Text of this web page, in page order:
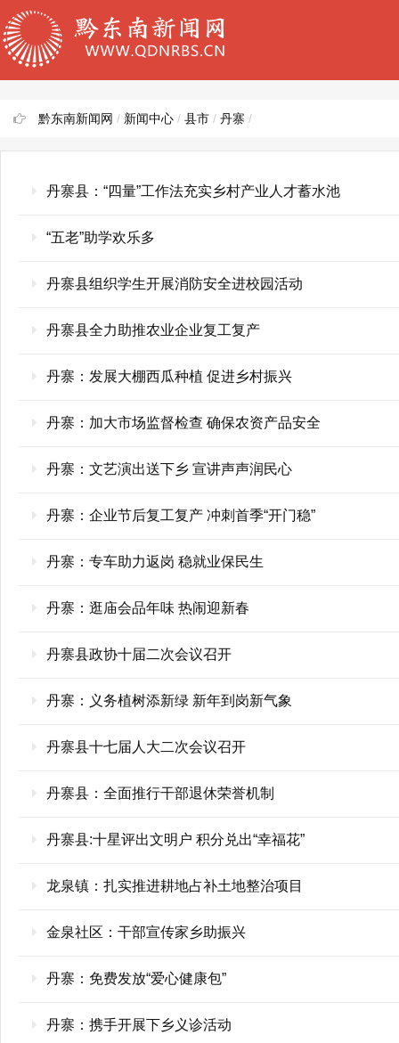
黔东南新闻网 / 新闻中心 / 县市 / 丹寨 /
丹寨县：“四量”工作法充实乡村产业人才蓄水池
“五老”助学欢乐多
丹寨县组织学生开展消防安全进校园活动
丹寨县全力助推农业企业复工复产
丹寨：发展大棚西瓜种植 促进乡村振兴
丹寨：加大市场监督检查 确保农资产品安全
丹寨：文艺演出送下乡 宣讲声声润民心
丹寨：企业节后复工复产 冲刺首季“开门稳”
丹寨：专车助力返岗 稳就业保民生
丹寨：逛庙会品年味 热闹迎新春
丹寨县政协十届二次会议召开
丹寨：义务植树添新绿 新年到岗新气象
丹寨县十七届人大二次会议召开
丹寨县：全面推行干部退休荣誉机制
丹寨县:十星评出文明户 积分兑出“幸福花”
龙泉镇：扎实推进耕地占补土地整治项目
金泉社区：干部宣传家乡助振兴
丹寨：免费发放“爱心健康包”
丹寨：携手开展下乡义诊活动